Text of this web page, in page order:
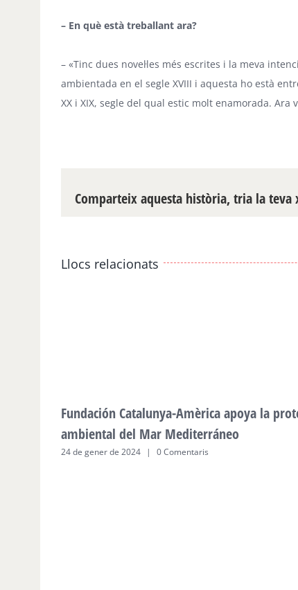
– En què està treballant ara?
– «Tinc dues novel·les més escrites i la meva
ambientada en el segle XVIII i aquesta ho està
XX i XIX, segle del qual estic molt enamorada.
Comparteix aquesta història, tria la teva
Llocs relacionats
Fundación Catalunya-Amèrica apoya la
ambiental del Mar Mediterráneo
24 de gener de 2024 | 0 Comentaris